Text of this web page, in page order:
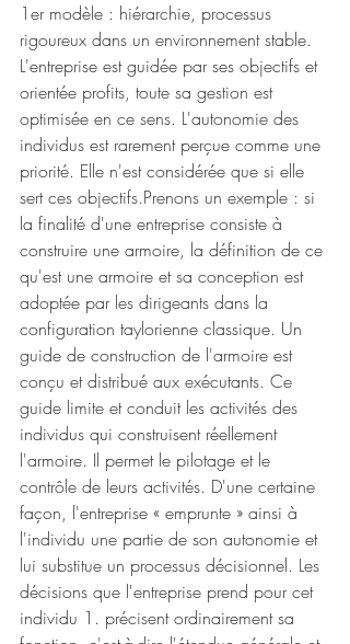
1er modèle : hiérarchie, processus
rigoureux dans un environnement stable.
L'entreprise est guidée par ses objectifs et
orientée profits, toute sa gestion est
optimisée en ce sens. L'autonomie des
individus est rarement perçue comme une
priorité. Elle n'est considérée que si elle
sert ces objectifs.Prenons un exemple : si
la finalité d'une entreprise consiste à
construire une armoire, la définition de ce
qu'est une armoire et sa conception est
adoptée par les dirigeants dans la
configuration taylorienne classique. Un
guide de construction de l'armoire est
conçu et distribué aux exécutants. Ce
guide limite et conduit les activités des
individus qui construisent réellement
l'armoire. Il permet le pilotage et le
contrôle de leurs activités. D'une certaine
façon, l'entreprise « emprunte » ainsi à
l'individu une partie de son autonomie et
lui substitue un processus décisionnel. Les
décisions que l'entreprise prend pour cet
individu 1. précisent ordinairement sa